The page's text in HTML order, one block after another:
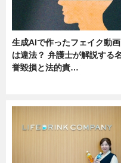
生成AIで作ったフェイク動画
は違法？ 弁護士が解説する
誉毀損と法的責…